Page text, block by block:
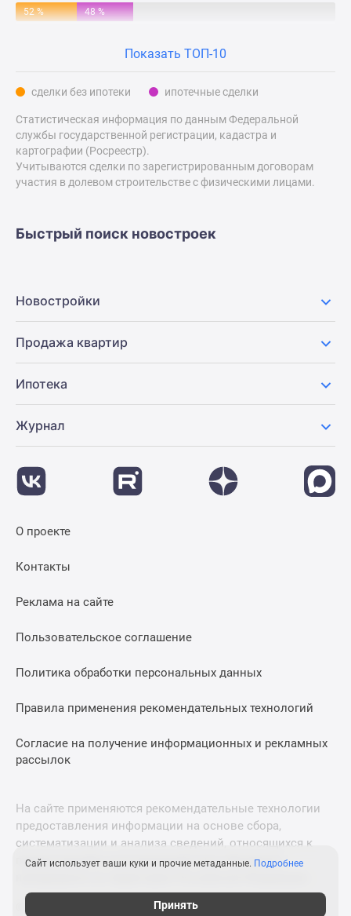
ИТ-
скидками
41%
Видео
360°
новостроек
Rutube
реновации
Москве
Новостройки
премиум-
класса
Новостройки
бизнес-
класса
Траншевая
Дома
Коттеджные
Москве
коттеджные
поселки
коттеджные
поселки
Коттеджные
поселки
52 % 48 %
Показать ТОП-10
сделки без ипотеки ипотечные сделки
Статистическая информация по данным Федеральной
службы государственной регистрации, кадастра и
картографии (Росреестр).
Учитываются сделки по зарегистрированным договорам
участия в долевом строительстве с физическими лицами.
Быстрый поиск новостроек
Новостройки
Продажа квартир
Ипотека
Журнал
О проекте
Контакты
Реклама на сайте
Пользовательское соглашение
Политика обработки персональных данных
Правила применения рекомендательных технологий
Согласие на получение информационных и рекламных
рассылок
На сайте применяются рекомендательные технологии
предоставления информации на основе сбора,
систематизации и анализа сведений, относящихся к
предпочтениям пользователей сети «Интернет»,
© 2011—2026 Новострой-М. Все права защищены. Всё,
Сайт использует ваши куки и прочие метаданные. Подробнее
Принять